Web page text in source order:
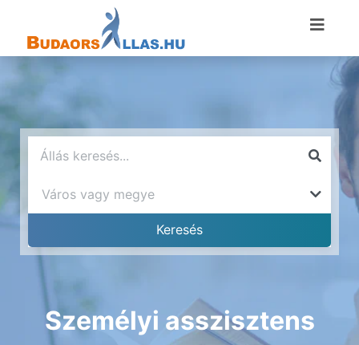
Személyi asszisztens